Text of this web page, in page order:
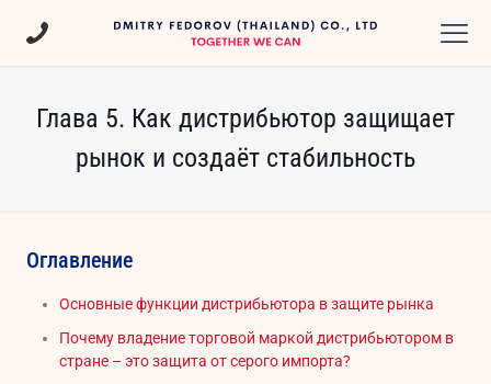
Глава 5. Как дистрибьютор защищает
рынок и создаёт стабильность
Оглавление
Основные функции дистрибьютора в защите рынка
Почему владение торговой маркой дистрибьютором в
стране – это защита от серого импорта?